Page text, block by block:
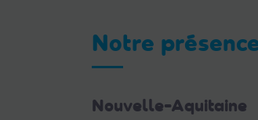
Notre
Nouvelle-Aquitaine